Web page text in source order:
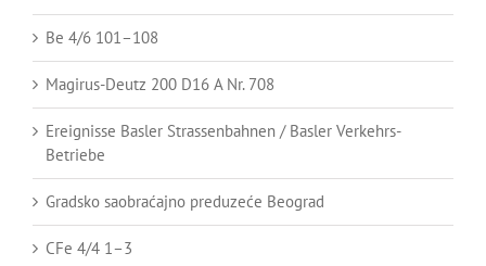
Be 4/6 101–108
Magirus-Deutz 200 D16 A Nr. 708
Ereignisse Basler Strassenbahnen / Basler Verkehrs-
Betriebe
Gradsko saobraćajno preduzeće Beograd
CFe 4/4 1–3